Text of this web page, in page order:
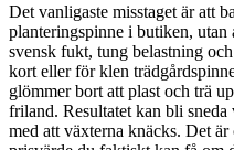
Det vanligaste misstaget är att
planteringspinne i butiken,
svensk fukt, tung belastning
kort eller för klen
glömmer bort att plast och trä
friland. Resultatet kan bli
med att växterna knäcks. Det